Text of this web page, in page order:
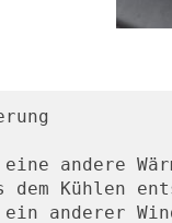
andere
dem Kühlen
anderer